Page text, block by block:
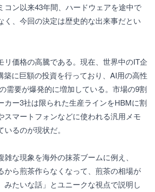
コン以来43年間、ハードウェアを途中で
く、今回の決定は歴史的な出来事だとい
リ価格の高騰である。現在、世界中のIT企
築に巨額の投資を行っており、AI用の高性
需要が爆発的に増加している。市場の9割
カー3社は限られた生産ラインをHBMに割
スマートフォンなどに使われる汎用メモ
るのが現状だ。
な現象を海外の抹茶ブームに例え、
から煎茶作らなくなって、煎茶の相場が
みたいな話」とユニークな視点で説明し